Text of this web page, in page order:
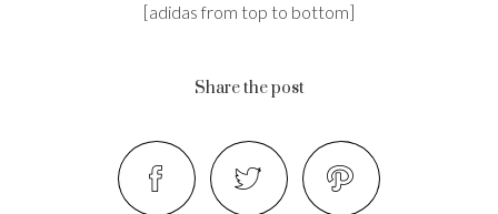
[adidas from top to bottom]
Share the post